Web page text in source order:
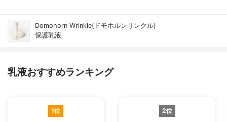
Domohorn Wrinkle(ドモホルンリンクル)
保護乳液
乳液おすすめランキング
1位 2位